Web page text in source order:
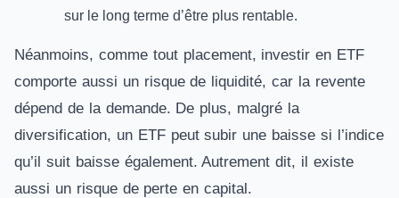
sur le long terme d’être plus rentable.
Néanmoins, comme tout placement, investir en ETF
comporte aussi un risque de liquidité, car la revente
dépend de la demande. De plus, malgré la
diversification, un ETF peut subir une baisse si l’indice
qu’il suit baisse également. Autrement dit, il existe
aussi un risque de perte en capital.